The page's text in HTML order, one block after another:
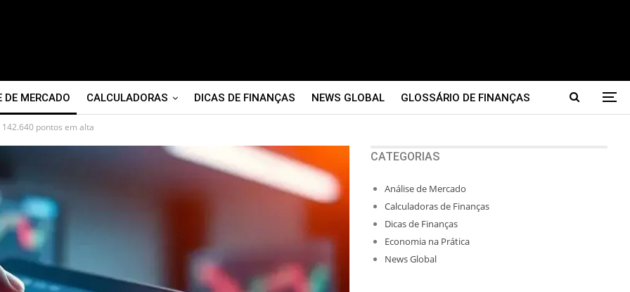
DE MERCADO CALCULADORAS DICAS DE FINANÇAS NEWS GLOBAL GLOSSÁRIO DE FINANÇAS
pontos em alta
CATEGORIAS
Análise de Mercado
Calculadoras de Finanças
Dicas de Finanças
Economia na Prática
News Global